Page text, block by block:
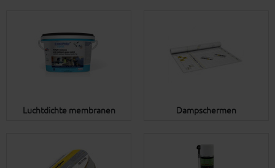
Luchtdichte membranen Dampschermen